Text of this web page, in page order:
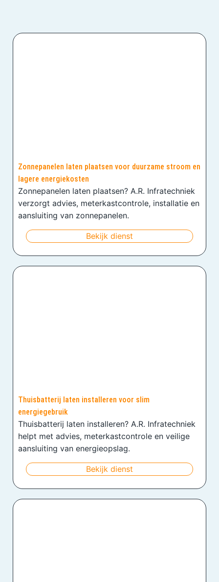
Zonnepanelen laten plaatsen voor duurzame stroom en
lagere energiekosten
Zonnepanelen laten plaatsen? A.R. Infratechniek
verzorgt advies, meterkastcontrole, installatie en
aansluiting van zonnepanelen.
Bekijk dienst
Thuisbatterij laten installeren voor slim
energiegebruik
Thuisbatterij laten installeren? A.R. Infratechniek
helpt met advies, meterkastcontrole en veilige
aansluiting van energieopslag.
Bekijk dienst